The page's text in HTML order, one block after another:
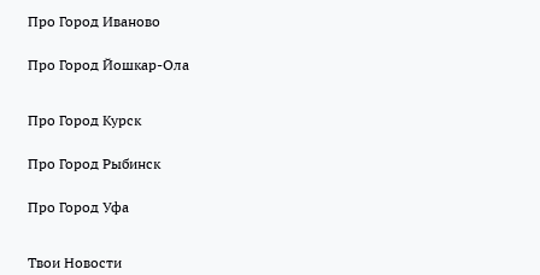
Про Город Иваново
Про Город Йошкар-Ола
Про Город Курск
Про Город Рыбинск
Про Город Уфа
Твои Новости